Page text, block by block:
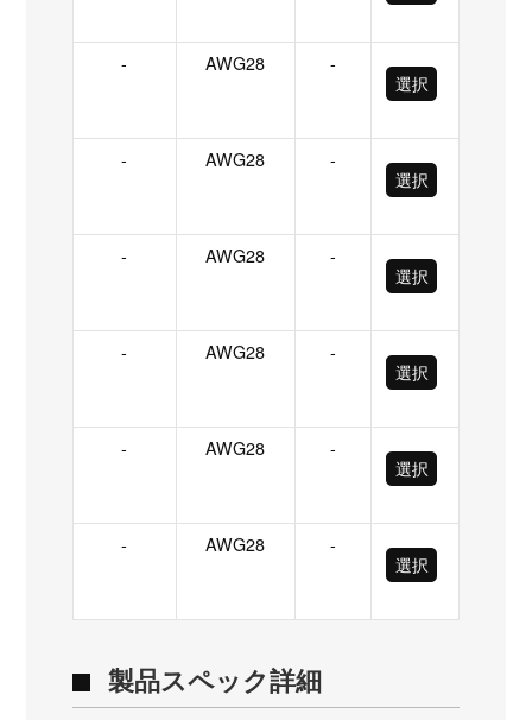
- AWG28
-
選択
- AWG28
-
選択
- AWG28
-
選択
- AWG28
-
選択
- AWG28
-
選択
- AWG28
-
選択
製品スペック詳細